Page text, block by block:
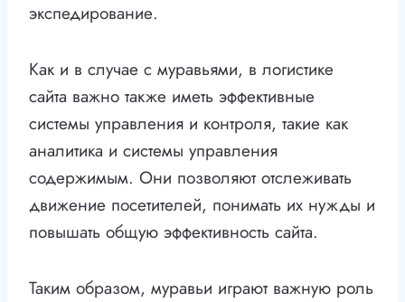
экспедирование.
Как и в случае с муравьями, в логистике
сайта важно также иметь эффективные
системы управления и контроля, такие как
аналитика и системы управления
содержимым. Они позволяют отслеживать
движение посетителей, понимать их нужды и
повышать общую эффективность сайта.
Таким образом, муравьи играют важную роль